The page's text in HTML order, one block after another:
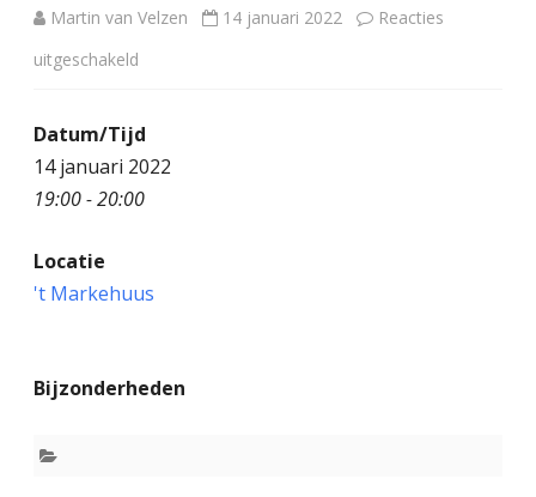
Martin van Velzen 14 januari 2022
Reacties
uitgeschakeld
o
s
Datum/Tijd
14 januari 2022
19:00 - 20:00
Locatie
't Markehuus
Bijzonderheden